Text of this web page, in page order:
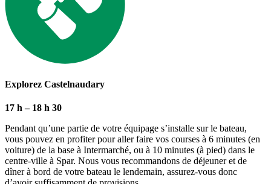
Explorez Castelnaudary
17 h – 18 h 30
Pendant qu’une partie de votre équipage s’installe sur le bateau,
vous pouvez en profiter pour aller faire vos courses à 6 minutes (en
voiture) de la base à Intermarché, ou à 10 minutes (à pied) dans le
centre-ville à Spar. Nous vous recommandons de déjeuner et de
dîner à bord de votre bateau le lendemain, assurez-vous donc